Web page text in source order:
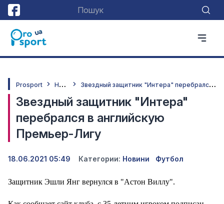
Prosport Н
овини З
вездный защитник "Интера" перебрался в английскую Премьер-Лигу
Звездный защитник "Интера"
перебрался в английскую
Премьер-Лигу
18.06.2021 05:49 Категории: Новини Футбол
Защитник Эшли Янг вернулся в "Астон Виллу".